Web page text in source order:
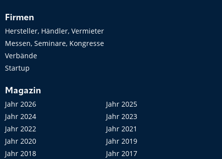
Firmen
Hersteller, Händler, Vermieter
Messen, Seminare, Kongresse
Verbände
Startup
Magazin
Jahr 2026
Jahr 2025
Jahr 2024
Jahr 2023
Jahr 2022
Jahr 2021
Jahr 2020
Jahr 2019
Jahr 2018
Jahr 2017